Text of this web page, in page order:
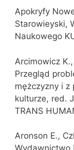
Apokryfy
Starowieyski,
Naukowego
Arcimowicz
Przegląd
mężczyzny i z
kulturze, red.
TRANS
Aronson E.,
Wydawnictwo